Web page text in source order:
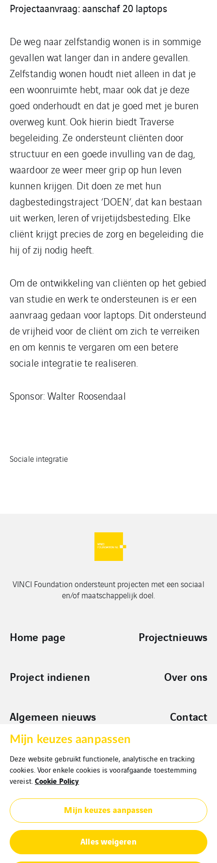
Projectaanvraag: aanschaf 20 laptops
De weg naar zelfstandig wonen is in sommige
gevallen wat langer dan in andere gevallen.
Zelfstandig wonen houdt niet alleen in dat je
een woonruimte hebt, maar ook dat je deze
goed onderhoudt en dat je goed met je buren
overweg kunt. Ook hierin biedt Traverse
begeleiding. Ze ondersteunt cliënten door
structuur en een goede invulling van de dag,
waardoor ze weer meer grip op hun leven
kunnen krijgen. Dit doen ze met hun
dagbestedingstraject ‘DOEN’, dat kan bestaan
uit werken, leren of vrijetijdsbesteding. Elke
cliënt krijgt precies de zorg en begeleiding die
hij of zij nodig heeft.
Om de ontwikkeling van cliënten op het gebied
van studie en werk te ondersteunen is er een
aanvraag gedaan voor laptops. Dit ondersteund
de vrijheid voor de cliënt om zich te verreiken
en om kennis te vergaren om een betere
sociale integratie te realiseren.
Sponsor: Walter Roosendaal
Sociale integratie
VINCI Foundation ondersteunt projecten met een sociaal
en/of maatschappelijk doel.
Home page Projectnieuws
Project indienen Over ons
Algemeen nieuws Contact
Sponsoring
Aanvragen
Cookies policy
Mijn keuzes aanpassen
Deze website gebruikt functionele, analytische en tracking
cookies. Voor enkele cookies is voorafgaande toestemming
vereist. Cookie Policy
Mijn keuzes aanpassen
Alles weigeren